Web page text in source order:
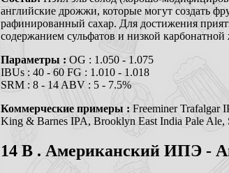
английские дрожжи, которые могут создать
рафинированный сахар. Для достижения
содержанием сульфатов и низкой
Параметры : OG : 1.050 - 1.075
IBUs : 40 - 60 FG : 1.010 - 1.018
SRM : 8 - 14 ABV : 5 - 7.5%
Коммерческие примеры :Freeminer Trafalgar
King & Barnes IPA, Brooklyn East India Pale Ale,
14 B . Американский ИПЭ -